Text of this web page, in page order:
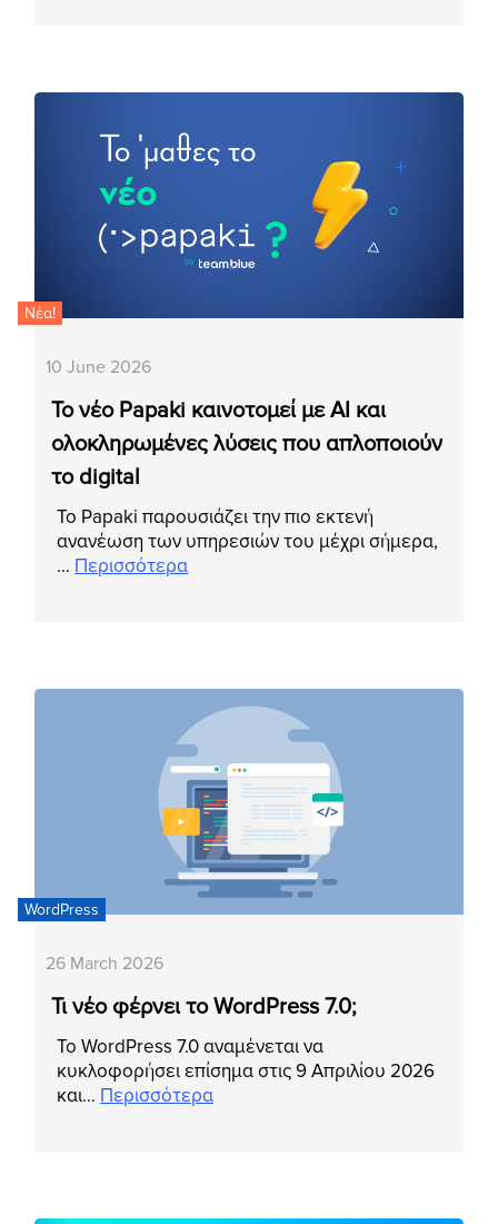
Νέα!
10 June 2026
Το νέο Papaki καινοτομεί με AI και
ολοκληρωμένες λύσεις που απλοποιούν
το digital
Το Papaki παρουσιάζει την πιο εκτενή
ανανέωση των υπηρεσιών του μέχρι σήμερα,
… Περισσότερα
WordPress
26 March 2026
Τι νέο φέρνει το WordPress 7.0;
Το WordPress 7.0 αναμένεται να
κυκλοφορήσει επίσημα στις 9 Απριλίου 2026
και… Περισσότερα